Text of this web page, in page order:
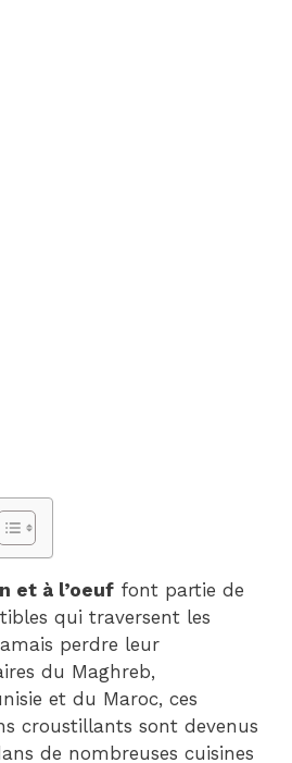
et à l’oeuf font partie de
qui traversent les
perdre leur
du Maghreb,
et du Maroc, ces
croustillants sont devenus
de nombreuses cuisines